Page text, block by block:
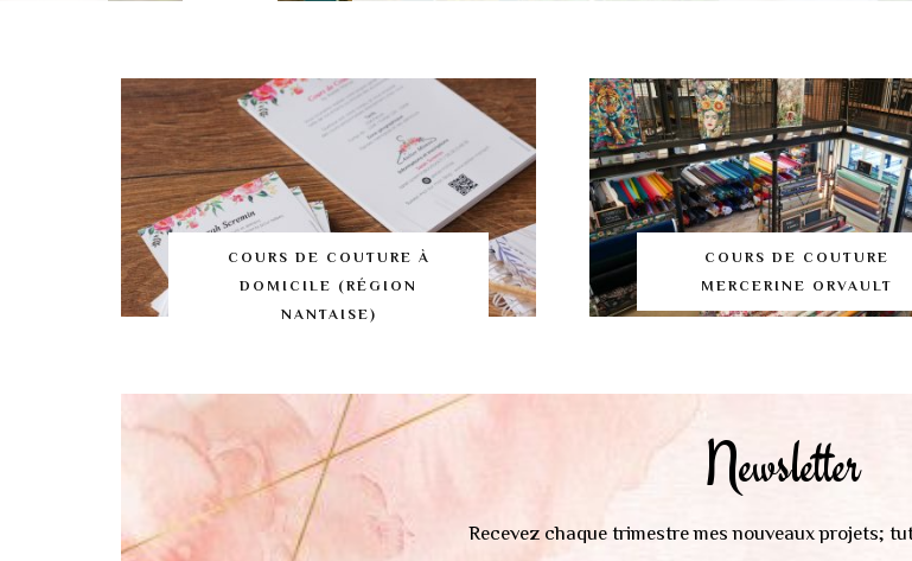
COURS DE COUTURE À
DOMICILE (RÉGION
NANTAISE)
COURS DE COUTURE
MERCERINE ORVAULT
Newsletter
Recevez chaque trimestre mes nouveaux projets;